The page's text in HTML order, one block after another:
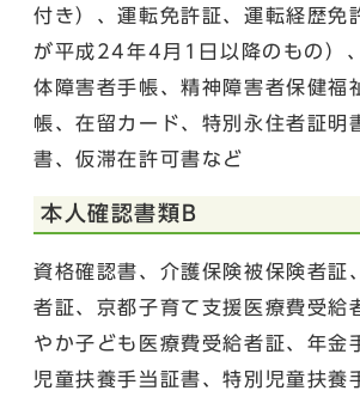
付き）、運転免許証、運転経歴免
が平成24年4月1日以降のもの）
体障害者手帳、精神障害者保健福
帳、在留カード、特別永住者証明
書、仮滞在許可書など
本人確認書類B
資格確認書、介護保険被保険者証
者証、京都子育て支援医療費受給
やか子ども医療費受給者証、年金
児童扶養手当証書、特別児童扶養